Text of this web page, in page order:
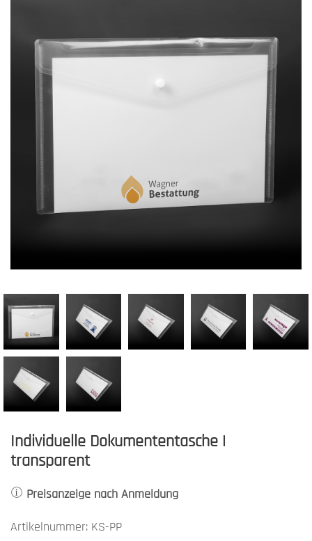
Individuelle Dokumententasche |
transparent
Preisanzeige nach Anmeldung
Artikelnummer: KS-PP